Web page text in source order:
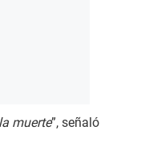
muerte”, señaló